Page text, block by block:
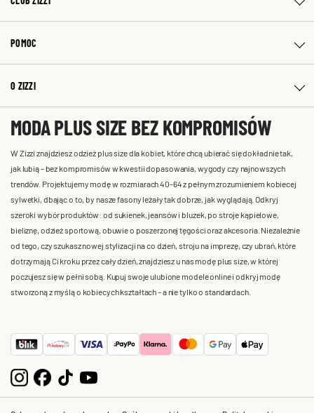
POMOC
O ZIZZI
MODA PLUS SIZE BEZ KOMPROMISÓW
W Zizzi znajdziesz odzież plus size dla kobiet, które chcą ubierać się dokładnie tak,
jak lubią – bez kompromisów w kwestii dopasowania, wygody czy najnowszych
trendów. Projektujemy modę w rozmiarach 40-64 z pełnym zrozumieniem kobiecej
sylwetki, dbając o to, by nasze fasony leżały tak dobrze, jak wyglądają. Odkryj
szeroki wybór produktów: od sukienek, jeansów i bluzek, po stroje kąpielowe,
bieliznę, odzież sportową, obuwie o poszerzonej tęgości oraz akcesoria. Niezależnie
od tego, czy szukasz nowej stylizacji na co dzień, stroju na imprezę, czy ubrań, które
dotrzymają Ci kroku przez cały dzień, znajdziesz u nas modę plus size, w której
poczujesz się w pełni sobą. Kupuj swoje ulubione modele online i odkryj modę
stworzoną z myślą o kobiecych kształtach – a nie tylko o standardach.